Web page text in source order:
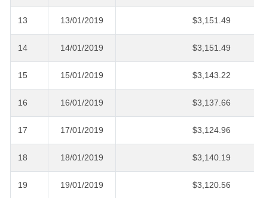
13 13/01/2019 $3,151.49
14 14/01/2019 $3,151.49
15 15/01/2019 $3,143.22
16 16/01/2019 $3,137.66
17 17/01/2019 $3,124.96
18 18/01/2019 $3,140.19
19 19/01/2019 $3,120.56